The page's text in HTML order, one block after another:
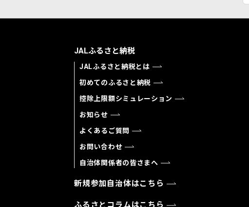
JALふるさと納税
JALふるさと納税とは
初めてのふるさと納税
控除上限額シミュレーション
お知らせ
よくあるご質問
お問い合わせ
自治体関係者の皆さまへ
新規参加自治体はこちら
ふるさとコラムはこちら